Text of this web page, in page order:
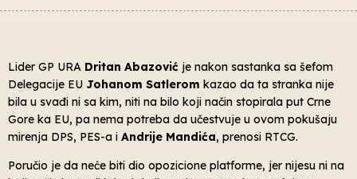
Lider GP URA Dritan Abazović je nakon sastanka sa šefom
Delegacije EU Johanom Satlerom kazao da ta stranka nije
bila u svađi ni sa kim, niti na bilo koji način stopirala put Crne
Gore ka EU, pa nema potreba da učestvuje u ovom pokušaju
mirenja DPS, PES-a i Andrije Mandića, prenosi RTCG.
Poručio je da neće biti dio opozicione platforme, jer nijesu ni na